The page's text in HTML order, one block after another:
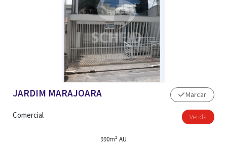
JARDIM MARAJOARA
Comercial
Marcar
Venda
990m² AU